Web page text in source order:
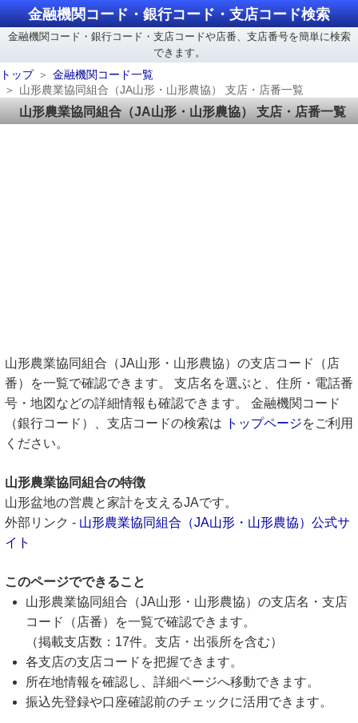
金融機関コード・銀行コード・支店コード検索
金融機関コード・銀行コード・支店コードや店番、支店番号を簡単に検索
できます。
トップ
金融機関コード一覧
山形農業協同組合（JA山形・山形農協） 支店・店番一覧
山形農業協同組合（JA山形・山形農協） 支店・店番一覧
山形農業協同組合（JA山形・山形農協）の支店コード（店
番）を一覧で確認できます。 支店名を選ぶと、住所・電話番
号・地図などの詳細情報も確認できます。 金融機関コード
（銀行コード）、支店コードの検索は
トップページをご利用
ください。
山形農業協同組合の特徴
山形盆地の営農と家計を支えるJAです。
外部リンク - 山形農業協同組合（JA山形・山形農協）公式サ
イト
このページでできること
山形農業協同組合（JA山形・山形農協）の支店名・支店
コード（店番）を一覧で確認できます。
（掲載支店数：17件。支店・出張所を含む）
各支店の支店コードを把握できます。
所在地情報を確認し、詳細ページへ移動できます。
振込先登録や口座確認前のチェックに活用できます。